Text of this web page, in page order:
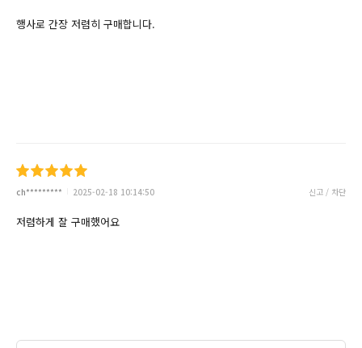
행사로 간장 저렴히 구매합니다.
ch********* 2025-02-18 10:14:50 신고 / 차단
저렴하게 잘 구매했어요